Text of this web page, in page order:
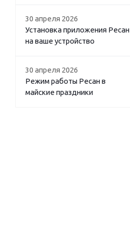
30 апреля 2026
Установка приложения Ресан
на ваше устройство
30 апреля 2026
Режим работы Ресан в
майские праздники